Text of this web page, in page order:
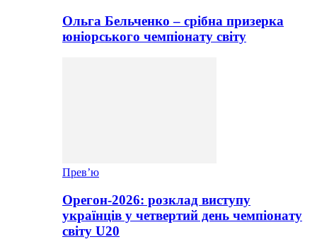
Ольга Бельченко – срібна призерка
юніорського чемпіонату світу
Прев’ю
Орегон-2026: розклад виступу
українців у четвертий день чемпіонату
світу U20